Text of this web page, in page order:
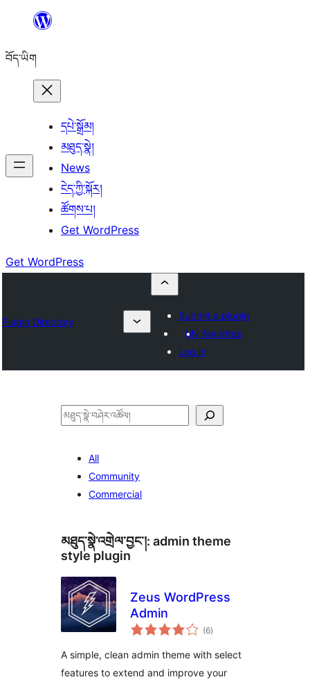
content
བོད་ཡིག
དཔེ་སྒྲོམ།
མཐུད་སྣེ།
News
ངེད་ཀྱི་སྐོར།
ཚོགས་པ།
Get WordPress
Get WordPress
Plugin Directory
Submit a plugin
My favorites
Log in
བཤེར་
All
Community
Commercial
མཐུད་སྣེ་འགྲེལ་བྱང་།: admin theme
style plugin
Zeus WordPress
Admin
(6གདེང་
འཇོག་
ཚང་།
)
A simple, clean admin theme with select
features to extend and improve your